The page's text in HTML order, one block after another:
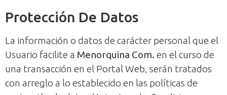
Protección De Datos
La información o datos de carácter personal que el
Usuario facilite a Menorquina Com. en el curso de
una transacción en el Portal Web, serán tratados
con arreglo a lo establecido en las políticas de